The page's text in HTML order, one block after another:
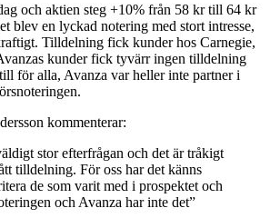
och aktien steg +10% från 58 kr till 64 kr
blev en lyckad notering med stort intresse,
Tilldelning fick kunder hos Carnegie,
kunder fick tyvärr ingen tilldelning
för alla, Avanza var heller inte partner i
kommenterar:
stor efterfrågan och det är tråkigt
tilldelning. För oss har det känns
de som varit med i prospektet och
och Avanza har inte det”